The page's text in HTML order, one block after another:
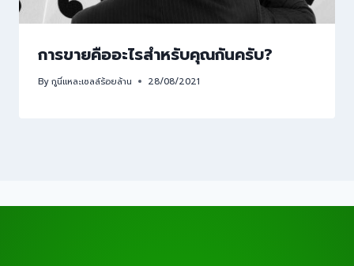
การขายคืออะไรสำหรับคุณกันครับ?
Byกูนี่แหละเซลล์ร้อยล้าน 28/08/2021